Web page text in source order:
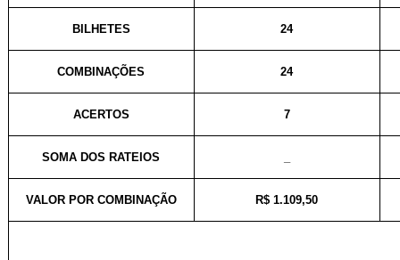
BILHETES 24
COMBINAÇÕES 24
ACERTOS 7
SOMA DOS RATEIOS
VALOR POR COMBINAÇÃO R$ 1.109,50